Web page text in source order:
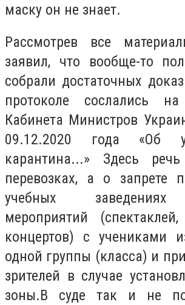
маску он не знает.
Рассмотрев все
заявил, что вообще-то
собрали достаточных
протоколе сослались
Кабинета Министров
09.12.2020 года «Об
карантина...» Здесь
перевозках, а о запрете
учебных
мероприятий
концертов) с учениками
одной группы (класса) и
зрителей в случае
зоны.В суде так и не